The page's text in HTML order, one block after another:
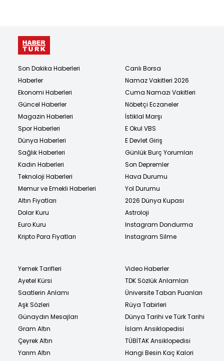
Son Dakika Haberleri
Haberler
Ekonomi Haberleri
Güncel Haberler
Magazin Haberleri
Spor Haberleri
Dünya Haberleri
Sağlık Haberleri
Kadın Haberleri
Teknoloji Haberleri
Memur ve Emekli Haberleri
Altın Fiyatları
Dolar Kuru
Euro Kuru
Kripto Para Fiyatları
Canlı Borsa
Namaz Vakitleri 2026
Cuma Namazı Vakitleri
Nöbetçi Eczaneler
İstiklal Marşı
E Okul VBS
E Devlet Giriş
Günlük Burç Yorumları
Son Depremler
Hava Durumu
Yol Durumu
2026 Dünya Kupası
Astroloji
Instagram Dondurma
Instagram Silme
Yemek Tarifleri
Ayetel Kürsi
Saatlerin Anlamı
Aşk Sözleri
Günaydın Mesajları
Gram Altın
Çeyrek Altın
Yarım Altın
Video Haberler
TDK Sözlük Anlamları
Üniversite Taban Puanları
Rüya Tabirleri
Dünya Tarihi ve Türk Tarihi
İslam Ansiklopedisi
TÜBİTAK Ansiklopedisi
Hangi Besin Kaç Kalori